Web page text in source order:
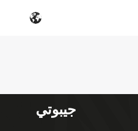
جيبوتي